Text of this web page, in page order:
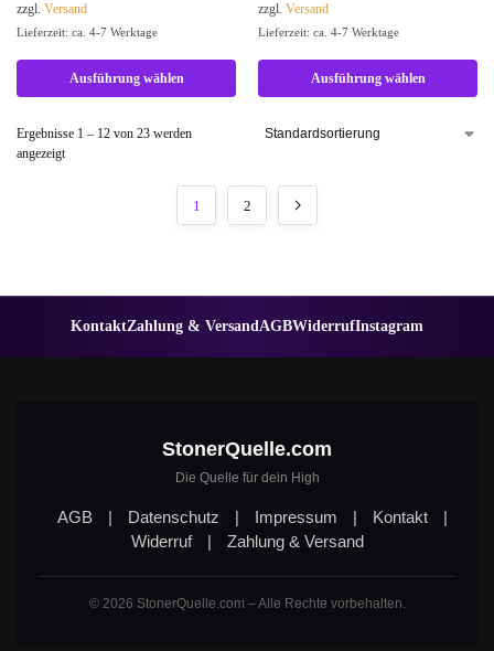
zzgl. Versand
Lieferzeit: ca. 4-7 Werktage
Ausführung wählen
zzgl. Versand
Lieferzeit: ca. 4-7 Werktage
Ausführung wählen
Ergebnisse 1 – 12 von 23 werden
angezeigt
1 2
KontaktZahlung & VersandAGBWiderrufInstagram
StonerQuelle.com
Die Quelle für dein High
AGB | Datenschutz | Impressum | Kontakt
|
Widerruf
| Zahlung & Versand
© 2026 StonerQuelle.com – Alle Rechte vorbehalten.